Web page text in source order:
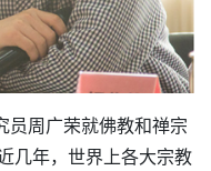
周广荣就佛教和禅宗
几年，世界上各大宗教